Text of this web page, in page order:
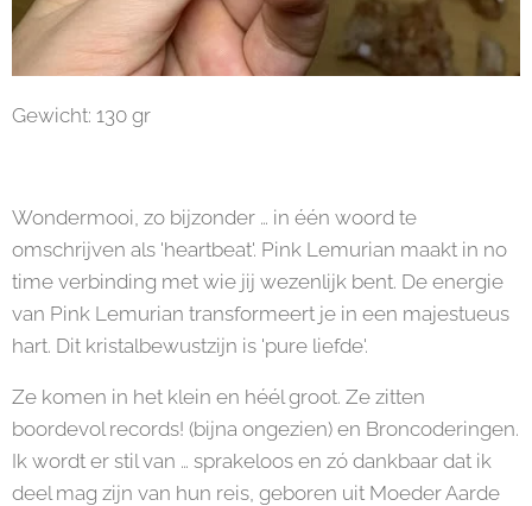
Gewicht: 130 gr
Wondermooi, zo bijzonder … in één woord te
omschrijven als 'heartbeat'. Pink Lemurian maakt in no
time verbinding met wie jij wezenlijk bent. De energie
van Pink Lemurian transformeert je in een majestueus
hart. Dit kristalbewustzijn is 'pure liefde'.
Ze komen in het klein en héél groot. Ze zitten
boordevol records! (bijna ongezien) en Broncoderingen.
Ik wordt er stil van … sprakeloos en zó dankbaar dat ik
deel mag zijn van hun reis, geboren uit Moeder Aarde